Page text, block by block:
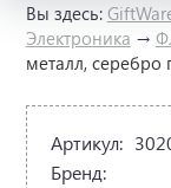
Вы здесь:
Электроника →
металл, серебро
Артикул:
Бренд: